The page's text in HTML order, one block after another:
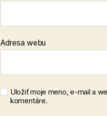
Adresa webu
Uložiť moje meno, e-mail a
komentáre.